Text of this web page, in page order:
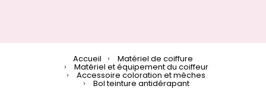
Accueil Matériel de coiffure
Matériel et équipement du coiffeur
Accessoire coloration et mèches
Bol teinture antidérapant